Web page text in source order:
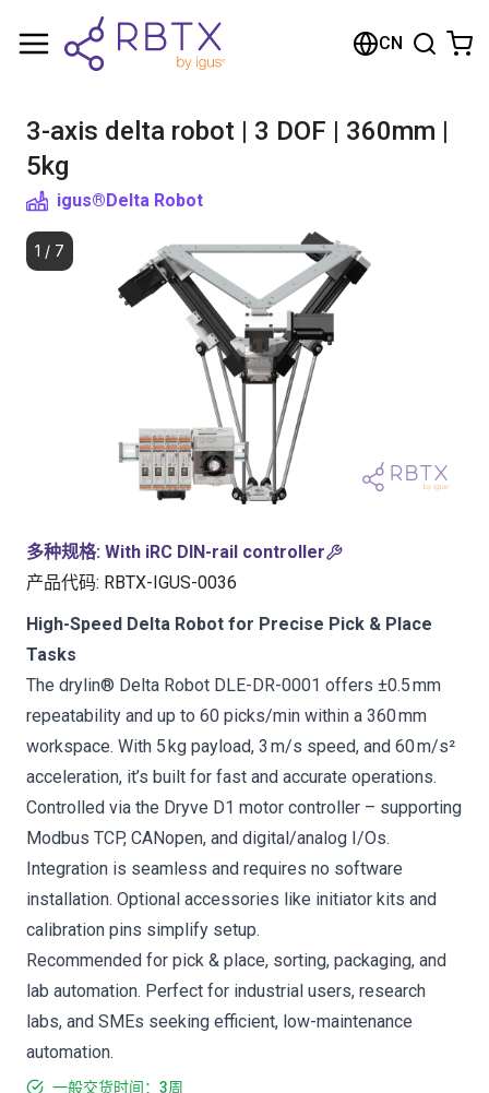
CN
3-axis delta robot | 3 DOF | 360mm |
5kg
igus®Delta Robot
1 / 7
多种规格: With iRC DIN-rail controller
产品代码: RBTX-IGUS-0036
High-Speed Delta Robot for Precise Pick & Place
Tasks
The drylin® Delta Robot DLE-DR-0001 offers ±0.5 mm
repeatability and up to 60 picks/min within a 360 mm
workspace. With 5 kg payload, 3 m/s speed, and 60 m/s²
acceleration, it’s built for fast and accurate operations.
Controlled via the Dryve D1 motor controller – supporting
Modbus TCP, CANopen, and digital/analog I/Os.
Integration is seamless and requires no software
installation. Optional accessories like initiator kits and
calibration pins simplify setup.
Recommended for pick & place, sorting, packaging, and
lab automation. Perfect for industrial users, research
labs, and SMEs seeking efficient, low-maintenance
automation.
一般交货时间：3周
购物车
浏览商店